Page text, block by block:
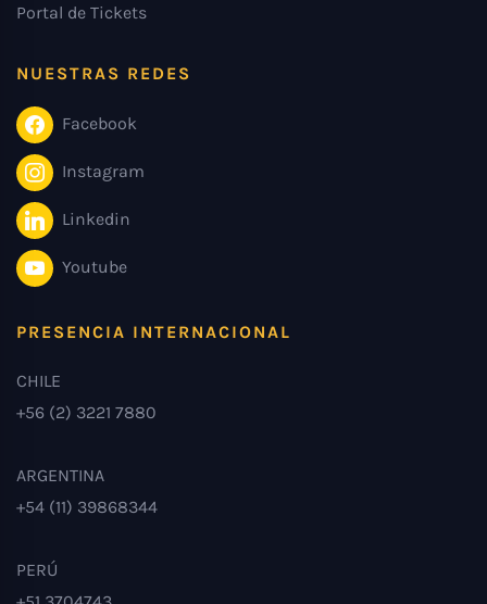
Portal de Tickets
NUESTRAS REDES
Facebook
Instagram
Linkedin
Youtube
PRESENCIA INTERNACIONAL
CHILE
+56 (2) 3221 7880
ARGENTINA
+54 (11) 39868344
PERÚ